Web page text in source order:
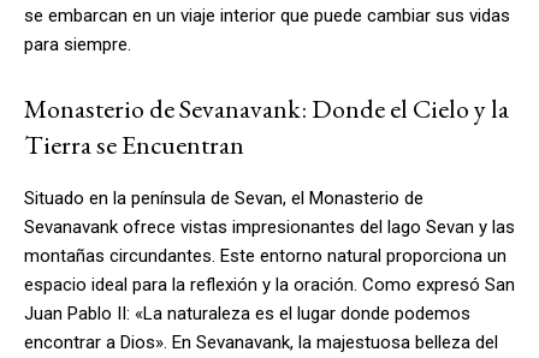
se embarcan en un viaje interior que puede cambiar sus vidas
para siempre.
Monasterio de Sevanavank: Donde el Cielo y la
Tierra se Encuentran
Situado en la península de Sevan, el Monasterio de
Sevanavank ofrece vistas impresionantes del lago Sevan y las
montañas circundantes. Este entorno natural proporciona un
espacio ideal para la reflexión y la oración. Como expresó San
Juan Pablo II: «La naturaleza es el lugar donde podemos
encontrar a Dios». En Sevanavank, la majestuosa belleza del